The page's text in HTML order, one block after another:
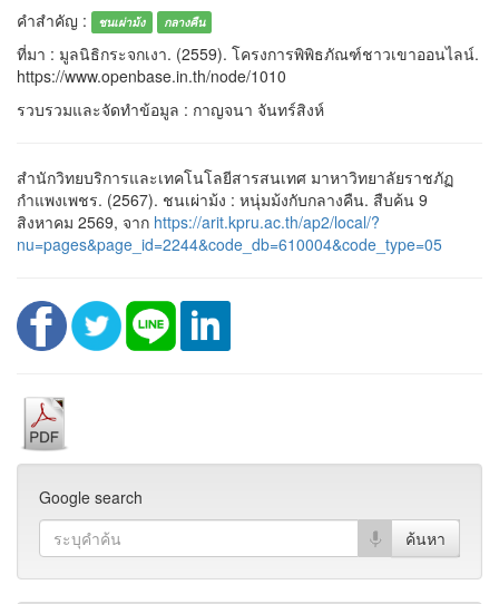
คำสำคัญ :
ชนเผ่าม้ง กลางคืน
ที่มา : มูลนิธิกระจกเงา. (2559). โครงการพิพิธภัณฑ์ชาวเขาออนไลน์.
https://www.openbase.in.th/node/1010
รวบรวมและจัดทำข้อมูล : กาญจนา จันทร์สิงห์
สำนักวิทยบริการและเทคโนโลยีสารสนเทศ มาหาวิทยาลัยราชภัฏ
กำแพงเพชร. (2567). ชนเผ่าม้ง : หนุ่มม้งกับกลางคืน. สืบค้น 9
สิงหาคม 2569, จาก https://arit.kpru.ac.th/ap2/local/?
nu=pages&page_id=2244&code_db=610004&code_type=05
Google search